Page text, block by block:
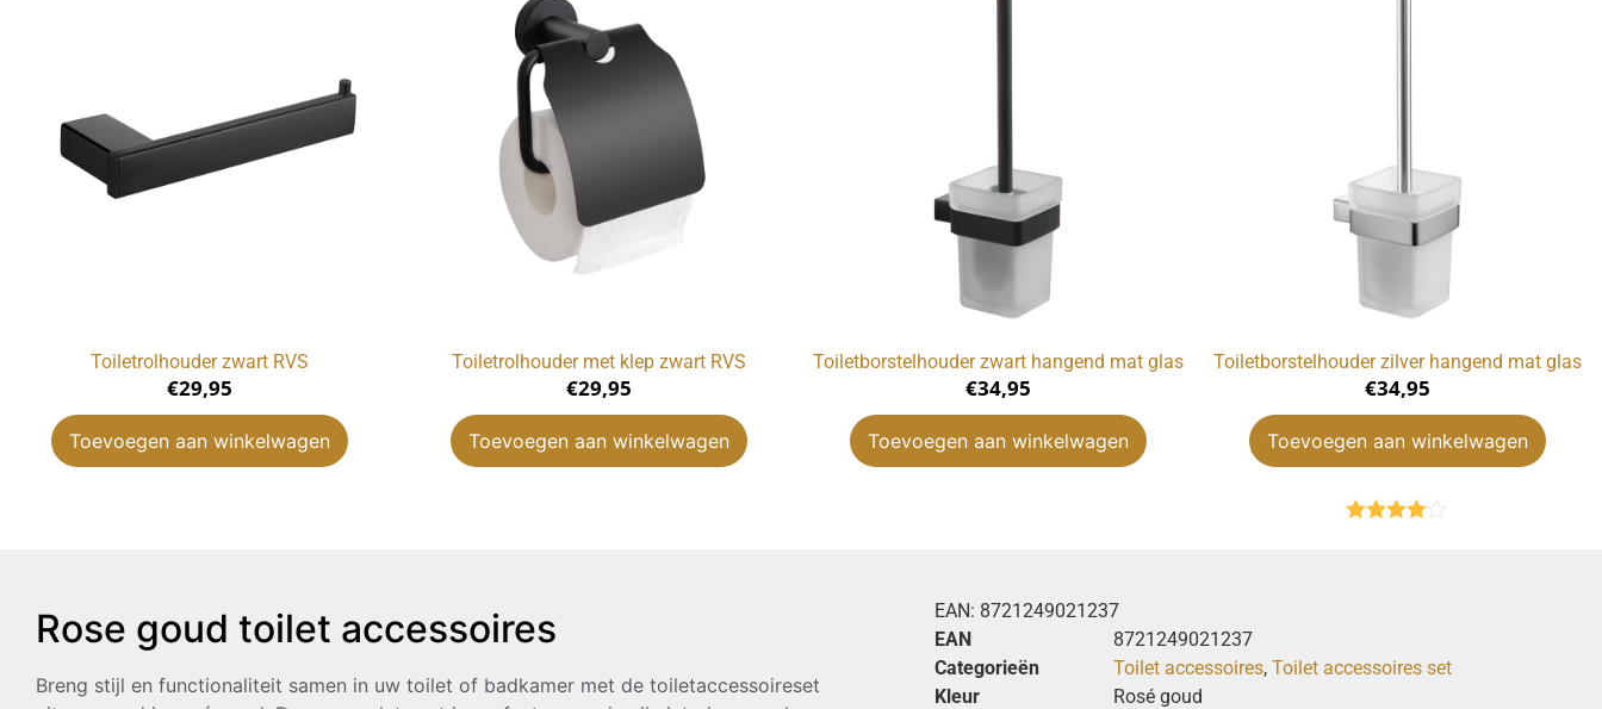
Toiletrolhouder zwart RVS
€29,95
Toevoegen aan winkelwagen
Toiletrolhouder met klep zwart RVS
€29,95
Toevoegen aan winkelwagen
Toiletborstelhouder zwart hangend mat glas
€34,95
Toevoegen aan winkelwagen
Toiletborstelhouder zilver hangend mat glas
€34,95
Toevoegen aan winkelwagen
Rose goud toilet accessoires
Breng stijl en functionaliteit samen in uw toilet of badkamer met de toiletaccessoireset
EAN: 8721249021237
EAN
8721249021237
Categorieën
Toilet accessoires, Toilet accessoires set
Kleur
Rosé goud